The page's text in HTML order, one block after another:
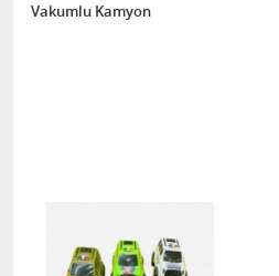
Vakumlu Kamyon